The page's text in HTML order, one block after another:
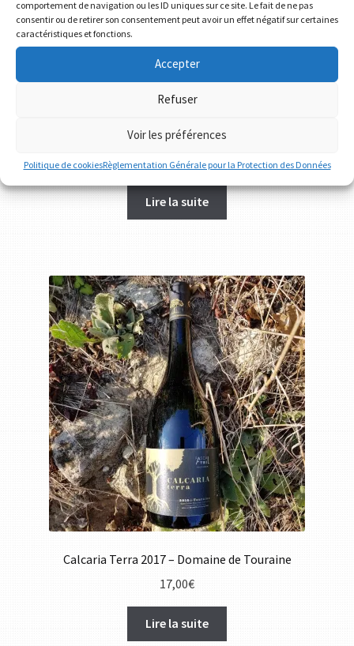
comportement de navigation ou les ID uniques sur ce site. Le fait de ne pas
consentir ou de retirer son consentement peut avoir un effet négatif sur certaines
caractéristiques et fonctions.
Accepter
Refuser
Voir les préférences
Politique de cookiesRèglementation Générale pour la Protection des Données
Touraine Cabernet franc – Clos de la Bouvellerie 2020
8,50€
Lire la suite
Calcaria Terra 2017 – Domaine de Touraine
17,00€
Lire la suite